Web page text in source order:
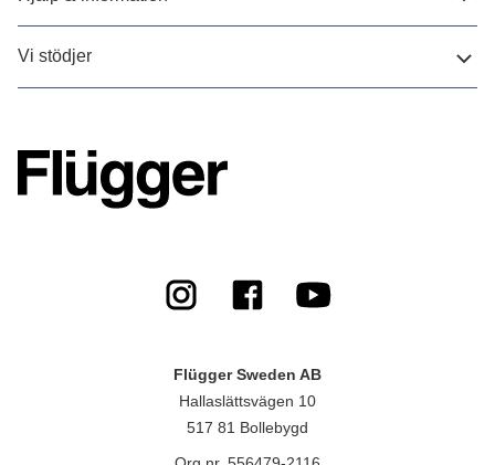
Vi stödjer
Flügger Sweden AB
Hallaslättsvägen 10
517 81 Bollebygd